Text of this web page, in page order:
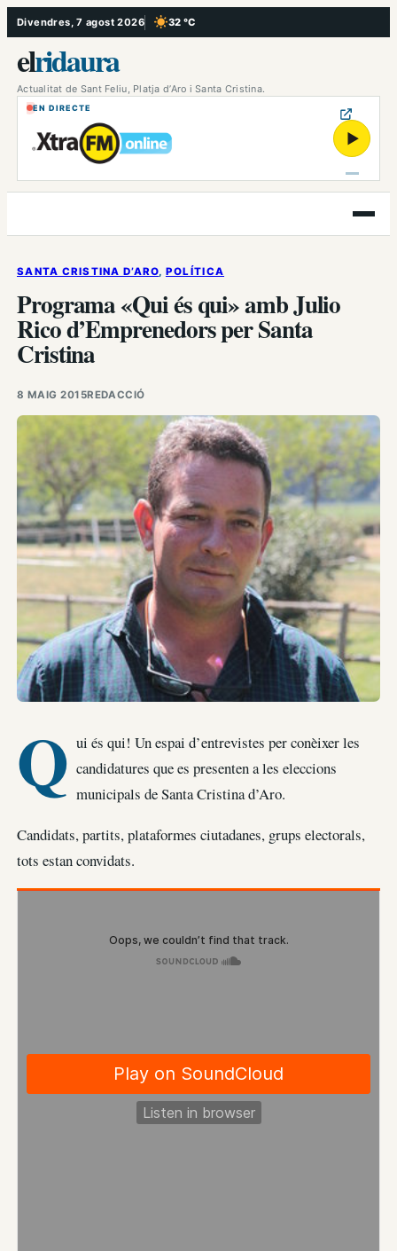
Vés
al
contingut
Divendres, 7 agost 2026 32 °C
, Cel serè
elridaura
Actualitat de Sant Feliu, Platja d’Aro i Santa Cristina.
EN DIRECTE
▶
Obre
el
SANTA CRISTINA D’ARO, POLÍTICA
Programa «Qui és qui» amb Julio
Rico d’Emprenedors per Santa
Cristina
8 MAIG 2015REDACCIÓ
Q ui és qui! Un espai d’entrevistes per conèixer les
candidatures que es presenten a les eleccions
municipals de Santa Cristina d’Aro.
Candidats, partits, plataformes ciutadanes, grups electorals,
tots estan convidats.